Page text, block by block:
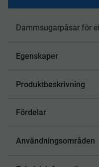
Dammsugarpåsar för
Egenskaper
Produktbeskrivning
Fördelar
Användningsområden